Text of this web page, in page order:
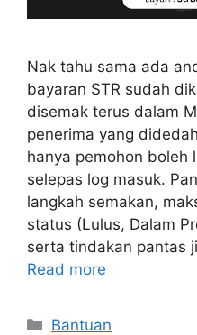
Nak tahu sama ada
bayaran STR sudah
disemak terus dalam
penerima yang
hanya pemohon boleh
selepas log masuk.
langkah semakan,
status (Lulus, Dalam
serta tindakan pantas
Read more
Categories
Bantuan